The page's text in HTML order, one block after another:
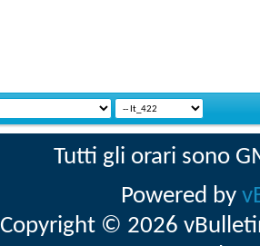
Tutti gli orari sono
Powered by
Copyright © 2026